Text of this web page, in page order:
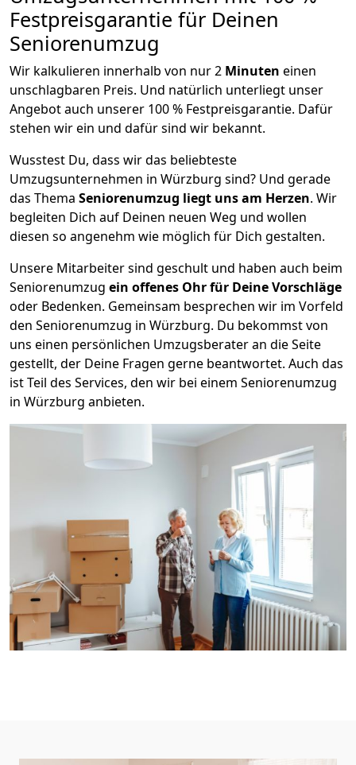
Festpreisgarantie für Deinen
Seniorenumzug
Wir kalkulieren innerhalb von nur 2 Minuten einen
unschlagbaren Preis. Und natürlich unterliegt unser
Angebot auch unserer 100 % Festpreisgarantie. Dafür
stehen wir ein und dafür sind wir bekannt.
Wusstest Du, dass wir das beliebteste
Umzugsunternehmen in Würzburg sind? Und gerade
das Thema Seniorenumzug liegt uns am Herzen. Wir
begleiten Dich auf Deinen neuen Weg und wollen
diesen so angenehm wie möglich für Dich gestalten.
Unsere Mitarbeiter sind geschult und haben auch beim
Seniorenumzug ein offenes Ohr für Deine Vorschläge
oder Bedenken. Gemeinsam besprechen wir im Vorfeld
den Seniorenumzug in Würzburg. Du bekommst von
uns einen persönlichen Umzugsberater an die Seite
gestellt, der Deine Fragen gerne beantwortet. Auch das
ist Teil des Services, den wir bei einem Seniorenumzug
in Würzburg anbieten.